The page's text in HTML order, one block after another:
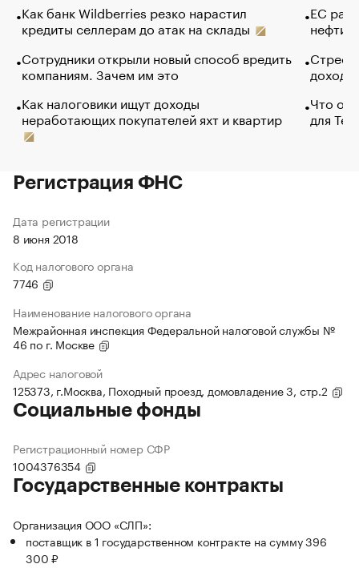
Как банк Wildberries резко нарастил
кредиты селлерам до атак на склады
Сотрудники открыли новый способ вредить
компаниям. Зачем им это
Как налоговики ищут доходы
неработающих покупателей яхт и квартир
ЕС
нефти
Что
для
Регистрация ФНС
Дата регистрации
8 июня 2018
Код налогового органа
7746
Наименование налогового органа
Межрайонная инспекция Федеральной налоговой службы №
46 по г. Москве
Адрес налоговой
125373, г.Москва, Походный проезд, домовладение 3, стр.2
Социальные фонды
Регистрационный номер СФР
1004376354
Государственные контракты
Организация ООО «СЛП»:
поставщик в 1 государственном контракте на сумму 396
300 ₽